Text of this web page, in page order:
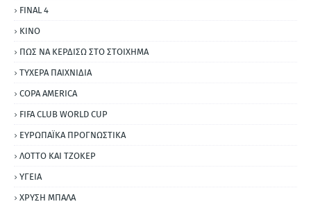
FINAL 4
ΚΙΝΟ
ΠΩΣ ΝΑ ΚΕΡΔΙΣΩ ΣΤΟ ΣΤΟΙΧΗΜΑ
ΤΥΧΕΡΑ ΠΑΙΧΝΙΔΙΑ
COPA AMERICA
FIFA CLUB WORLD CUP
ΕΥΡΩΠΑΪΚΑ ΠΡΟΓΝΩΣΤΙΚΑ
ΛΟΤΤΟ ΚΑΙ ΤΖΟΚΕΡ
ΥΓΕΙΑ
ΧΡΥΣΗ ΜΠΑΛΑ